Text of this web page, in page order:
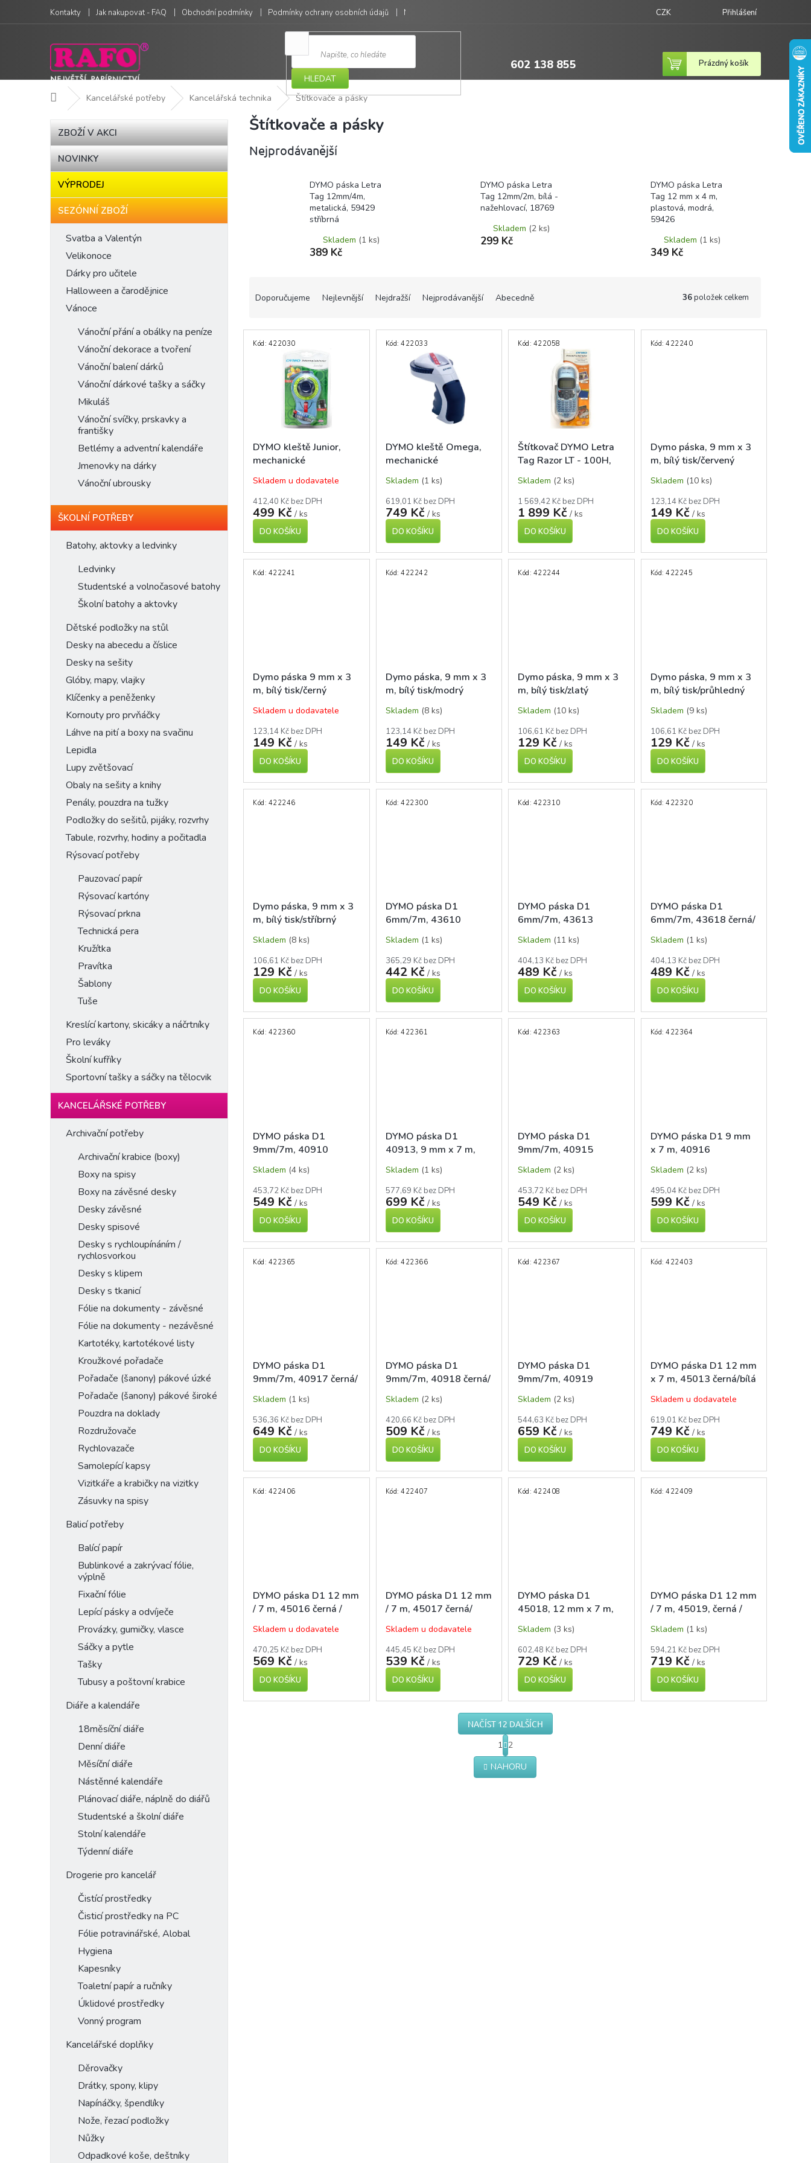
obsah
Kontakty Jak nakupovat - FAQ Obchodní podmínky Podmínky ochrany osobních údajů Moje objednávka CZK Přihlášení
HLEDAT
602 138 855
Nákupní
košík
Prázdný košík
Domů Kancelářské potřeby Kancelářská technika Štítkovače a pásky
P
o
s
t
Přeskočit
kategorie
ZBOŽÍ V AKCI
NOVINKY
VÝPRODEJ
SEZÓNNÍ ZBOŽÍ
Svatba a Valentýn
Velikonoce
Dárky pro učitele
Halloween a čarodějnice
Vánoce
Vánoční přání a obálky na peníze
Vánoční dekorace a tvoření
Vánoční balení dárků
Vánoční dárkové tašky a sáčky
Mikuláš
Vánoční svíčky, prskavky a
františky
Betlémy a adventní kalendáře
Jmenovky na dárky
Vánoční ubrousky
ŠKOLNÍ POTŘEBY
Batohy, aktovky a ledvinky
Ledvinky
Studentské a volnočasové batohy
Školní batohy a aktovky
Dětské podložky na stůl
Desky na abecedu a číslice
Desky na sešity
Glóby, mapy, vlajky
Klíčenky a peněženky
Kornouty pro prvňáčky
Láhve na pití a boxy na svačinu
Lepidla
Lupy zvětšovací
Obaly na sešity a knihy
Penály, pouzdra na tužky
Podložky do sešitů, pijáky, rozvrhy
Tabule, rozvrhy, hodiny a počitadla
Rýsovací potřeby
Pauzovací papír
Rýsovací kartóny
Rýsovací prkna
Technická pera
Kružítka
Pravítka
Šablony
Tuše
Kreslící kartony, skicáky a náčrtníky
Pro leváky
Školní kufříky
Sportovní tašky a sáčky na tělocvik
KANCELÁŘSKÉ POTŘEBY
Archivační potřeby
Archivační krabice (boxy)
Boxy na spisy
Boxy na závěsné desky
Desky závěsné
Desky spisové
Desky s rychloupínáním /
rychlosvorkou
Desky s klipem
Desky s tkanicí
Fólie na dokumenty - závěsné
Fólie na dokumenty - nezávěsné
Kartotéky, kartotékové listy
Kroužkové pořadače
Pořadače (šanony) pákové úzké
Pořadače (šanony) pákové široké
Pouzdra na doklady
Rozdružovače
Rychlovazače
Samolepící kapsy
Vizitkáře a krabičky na vizitky
Zásuvky na spisy
Balicí potřeby
Balící papír
Bublinkové a zakrývací fólie,
výplně
Fixační fólie
Lepící pásky a odvíječe
Provázky, gumičky, vlasce
Sáčky a pytle
Tašky
Tubusy a poštovní krabice
Diáře a kalendáře
18měsíční diáře
Denní diáře
Měsíční diáře
Nástěnné kalendáře
Plánovací diáře, náplně do diářů
Studentské a školní diáře
Stolní kalendáře
Týdenní diáře
Drogerie pro kancelář
Čistící prostředky
Čisticí prostředky na PC
Fólie potravinářské, Alobal
Hygiena
Kapesníky
Toaletní papír a ručníky
Úklidové prostředky
Vonný program
Kancelářské doplňky
Děrovačky
Drátky, spony, klipy
Napínáčky, špendlíky
Nože, řezací podložky
Nůžky
Odpadkové koše, deštníky
Štítkovače a pásky
Nejprodávanější
DYMO páska Letra
Tag 12mm/4m,
metalická, 59429
stříbrná
Skladem (1 ks)
389 Kč
DYMO páska Letra
Tag 12mm/2m, bílá -
nažehlovací, 18769
Skladem (2 ks)
299 Kč
DYMO páska Letra
Tag 12 mm x 4 m,
plastová, modrá,
59426
Skladem (1 ks)
349 Kč
ů
Doporučujeme Nejlevnější Nejdražší Nejprodávanější Abecedně 36položek celkem
V
ý
d
u
k
t
DYMO kleště Junior,
mechanické
Skladem u dodavatele
412,40 Kč bez DPH
499 Kč / ks
DO KOŠÍKU
Kód: 422030
DYMO kleště Omega,
mechanické
Skladem (1 ks)
619,01 Kč bez DPH
749 Kč / ks
DO KOŠÍKU
Kód: 422033
Štítkovač DYMO Letra
Tag Razor LT - 100H,
metalický modrý
Skladem (2 ks)
1 569,42 Kč bez DPH
1 899 Kč / ks
DO KOŠÍKU
Kód: 422058
Dymo páska, 9 mm x 3
m, bílý tisk/červený
podklad
Skladem (10 ks)
123,14 Kč bez DPH
149 Kč / ks
DO KOŠÍKU
Kód: 422240
Dymo páska 9 mm x 3
m, bílý tisk/černý
Skladem u dodavatele
123,14 Kč bez DPH
149 Kč / ks
DO KOŠÍKU
Kód: 422241
Dymo páska, 9 mm x 3
m, bílý tisk/modrý
Skladem (8 ks)
123,14 Kč bez DPH
149 Kč / ks
DO KOŠÍKU
Kód: 422242
Dymo páska, 9 mm x 3
m, bílý tisk/zlatý
Skladem (10 ks)
106,61 Kč bez DPH
129 Kč / ks
DO KOŠÍKU
Kód: 422244
Dymo páska, 9 mm x 3
m, bílý tisk/průhledný
Skladem (9 ks)
106,61 Kč bez DPH
129 Kč / ks
DO KOŠÍKU
Kód: 422245
Dymo páska, 9 mm x 3
m, bílý tisk/stříbrný
Skladem (8 ks)
106,61 Kč bez DPH
129 Kč / ks
DO KOŠÍKU
Kód: 422246
DYMO páska D1
6mm/7m, 43610
Skladem (1 ks)
365,29 Kč bez DPH
442 Kč / ks
DO KOŠÍKU
Kód: 422300
DYMO páska D1
6mm/7m, 43613
Skladem (11 ks)
404,13 Kč bez DPH
489 Kč / ks
DO KOŠÍKU
Kód: 422310
DYMO páska D1
6mm/7m, 43618 černá/
Skladem (1 ks)
404,13 Kč bez DPH
489 Kč / ks
DO KOŠÍKU
Kód: 422320
DYMO páska D1
9mm/7m, 40910
Skladem (4 ks)
453,72 Kč bez DPH
549 Kč / ks
DO KOŠÍKU
Kód: 422360
DYMO páska D1
40913, 9 mm x 7 m,
Skladem (1 ks)
577,69 Kč bez DPH
699 Kč / ks
DO KOŠÍKU
Kód: 422361
DYMO páska D1
9mm/7m, 40915
Skladem (2 ks)
453,72 Kč bez DPH
549 Kč / ks
DO KOŠÍKU
Kód: 422363
DYMO páska D1 9 mm
x 7 m, 40916
Skladem (2 ks)
495,04 Kč bez DPH
599 Kč / ks
DO KOŠÍKU
Kód: 422364
DYMO páska D1
9mm/7m, 40917 černá/
Skladem (1 ks)
536,36 Kč bez DPH
649 Kč / ks
DO KOŠÍKU
Kód: 422365
DYMO páska D1
9mm/7m, 40918 černá/
Skladem (2 ks)
420,66 Kč bez DPH
509 Kč / ks
DO KOŠÍKU
Kód: 422366
DYMO páska D1
9mm/7m, 40919
Skladem (2 ks)
544,63 Kč bez DPH
659 Kč / ks
DO KOŠÍKU
Kód: 422367
DYMO páska D1 12 mm
x 7 m, 45013 černá/bílá
Skladem u dodavatele
619,01 Kč bez DPH
749 Kč / ks
DO KOŠÍKU
Kód: 422403
DYMO páska D1 12 mm
/ 7 m, 45016 černá /
Skladem u dodavatele
470,25 Kč bez DPH
569 Kč / ks
DO KOŠÍKU
Kód: 422406
DYMO páska D1 12 mm
/ 7 m, 45017 černá/
Skladem u dodavatele
445,45 Kč bez DPH
539 Kč / ks
DO KOŠÍKU
Kód: 422407
DYMO páska D1
45018, 12 mm x 7 m,
Skladem (3 ks)
602,48 Kč bez DPH
729 Kč / ks
DO KOŠÍKU
Kód: 422408
DYMO páska D1 12 mm
/ 7 m, 45019, černá /
Skladem (1 ks)
594,21 Kč bez DPH
719 Kč / ks
DO KOŠÍKU
Kód: 422409
O
v
l
NAČÍST 12 DALŠÍCH
S
t
r
á
n
1 2
NAHORU